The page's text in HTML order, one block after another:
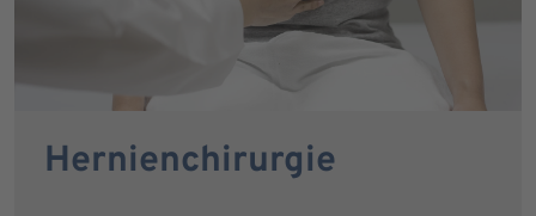
Hernienchirurgie